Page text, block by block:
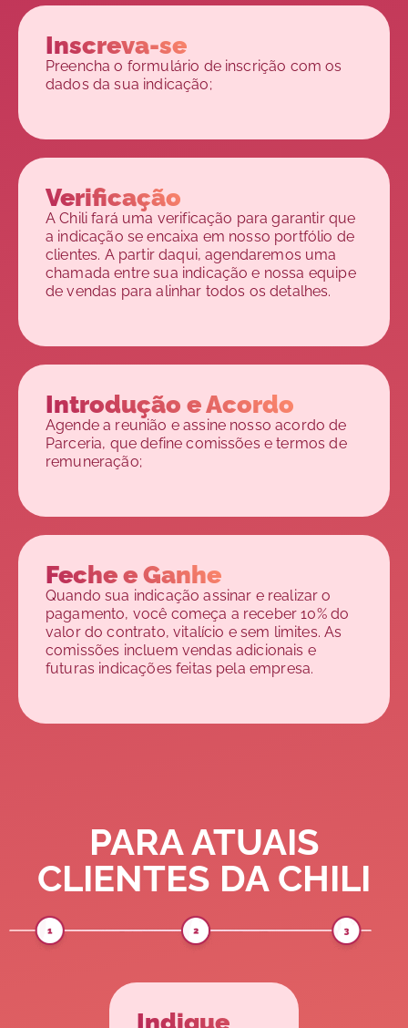
Inscreva-se
Preencha o formulário de inscrição com os
dados da sua indicação;
Verificação
A Chili fará uma verificação para garantir que
a indicação se encaixa em nosso portfólio de
clientes. A partir daqui, agendaremos uma
chamada entre sua indicação e nossa equipe
de vendas para alinhar todos os detalhes.
Introdução e Acordo
Agende a reunião e assine nosso acordo de
Parceria, que define comissões e termos de
remuneração;
Feche e Ganhe
Quando sua indicação assinar e realizar o
pagamento, você começa a receber 10% do
valor do contrato, vitalício e sem limites. As
comissões incluem vendas adicionais e
futuras indicações feitas pela empresa.
PARA ATUAIS
CLIENTES DA CHILI
Indique